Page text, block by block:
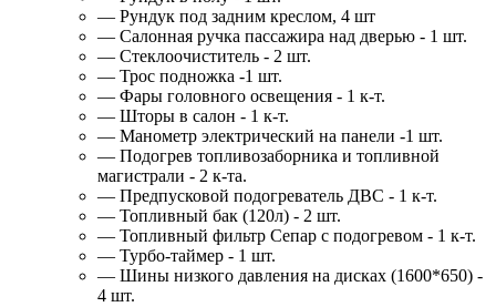
— Рундук под задним креслом, 4 шт
— Салонная ручка пассажира над дверью - 1 шт.
— Стеклоочиститель - 2 шт.
— Трос подножка -1 шт.
— Фары головного освещения - 1 к-т.
— Шторы в салон - 1 к-т.
— Манометр электрический на панели -1 шт.
— Подогрев топливозаборника и топливной
магистрали - 2 к-та.
— Предпусковой подогреватель ДВС - 1 к-т.
— Топливный бак (120л) - 2 шт.
— Топливный фильтр Сепар с подогревом - 1 к-т.
— Турбо-таймер - 1 шт.
— Шины низкого давления на дисках (1600*650) -
4 шт.